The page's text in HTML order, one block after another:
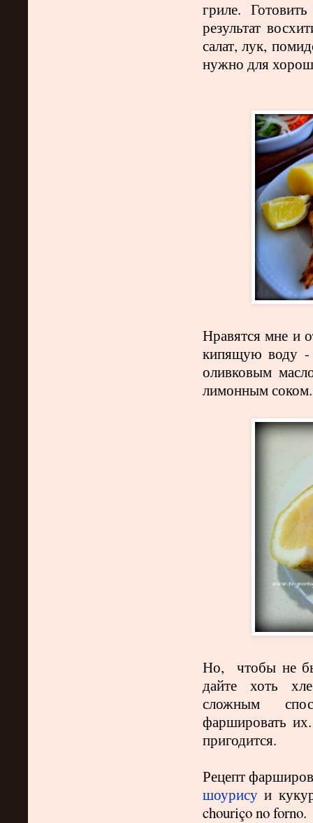
гриле.
результат
салат, лук,
нужно для
Нравятся мне и
кипящую воду -
оливковым
лимонным соком.
Но, чтобы не
дайте хоть
сложным
фаршировать
пригодится.
Рецепт
шоурису и
chouriço no forno.